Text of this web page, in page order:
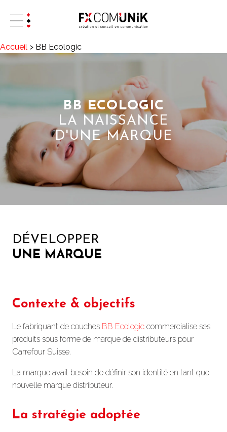
Accueil > BB Ecologic
BB ECOLOGIC
LA NAISSANCE
D'UNE MARQUE
DÉVELOPPER
UNE MARQUE
Contexte & objectifs
Le fabriquant de couches BB Ecologic commercialise ses
produits sous forme de marque de distributeurs pour
Carrefour Suisse.
La marque avait besoin de définir son identité en tant que
nouvelle marque distributeur.
La stratégie adoptée